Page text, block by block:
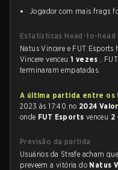
Jogador com mais frags
Estatísticas Head-to-head
Natus Vincere e FUT Esports
Vincere venceu1 vezes ,
terminaram empatadas.
A última partida entre os
2023 às 17:40 no 2024
onde FUT Esports venceu 2
Previsão da partida
Usuários da Strafe acham
preveem a vitória do Natus